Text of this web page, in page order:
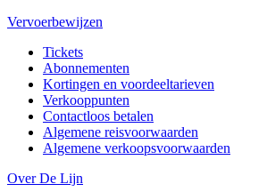
Vervoerbewijzen
Tickets
Abonnementen
Kortingen en voordeeltarieven
Verkooppunten
Contactloos betalen
Algemene reisvoorwaarden
Algemene verkoopsvoorwaarden
Over De Lijn